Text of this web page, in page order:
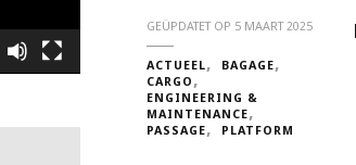
GEÜPDATET OP 5 MAART 2025
ACTUEEL
BAGAGE
CARGO
ENGINEERING &
MAINTENANCE
PASSAGE
PLATFORM